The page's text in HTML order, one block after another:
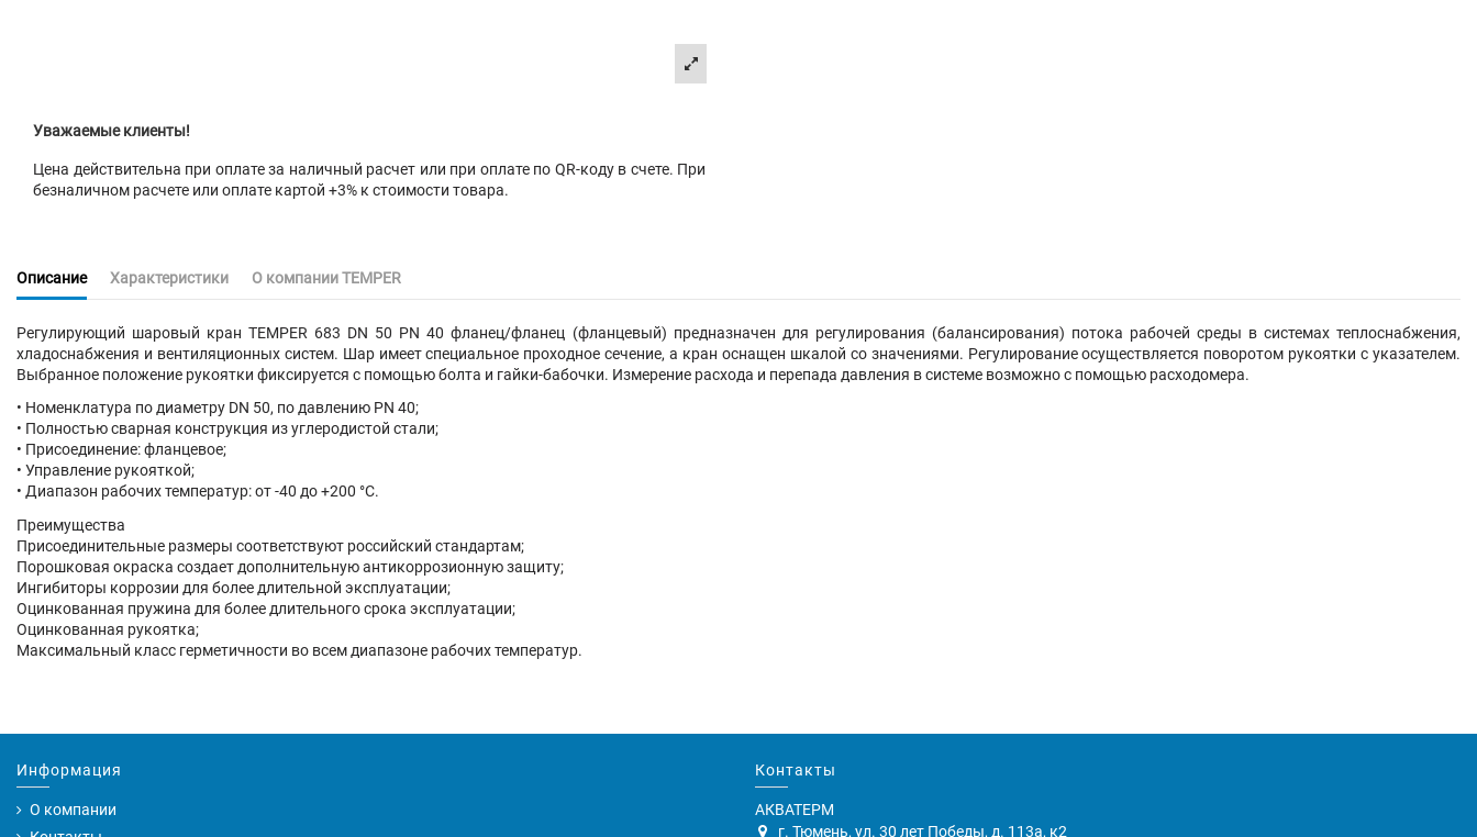
Уважаемые клиенты!
Цена действительна при оплате за наличный расчет или при оплате по QR-коду в счете. При
безналичном расчете или оплате картой +3% к стоимости товара.
Описание Характеристики О компании TEMPER
Регулирующий шаровый кранTEMPER 683 DN 50 PN 40 фланец/фланец (фланцевый) предназначен для регулирования (балансирования) потока рабочей среды в системах теплоснабжения,
хладоснабжения и вентиляционных систем. Шар имеет специальное проходное сечение, а кран оснащен шкалой со значениями. Регулирование осуществляется поворотом рукоятки с указателем.
Выбранное положение рукоятки фиксируется с помощью болта и гайки-бабочки. Измерение расхода и перепада давления в системе возможно с помощью расходомера.
• Номенклатура по диаметру DN 50, по давлению PN 40;
• Полностью сварная конструкция из углеродистой стали;
• Присоединение:фланцевое;
• Управление рукояткой;
• Диапазон рабочих температур: от -40 до +200 °С.
Преимущества
Присоединительные размеры соответствуют российский стандартам;
Порошковая окраска создает дополнительную антикоррозионную защиту;
Ингибиторы коррозии для более длительной эксплуатации;
Оцинкованная пружина для более длительного срока эксплуатации;
Оцинкованная рукоятка;
Максимальный класс герметичности во всем диапазоне рабочих температур.
Информация
О компании
Контакты
АКВАТЕРМ
г. Тюмень, ул. 30 лет Победы, д. 113а, к2